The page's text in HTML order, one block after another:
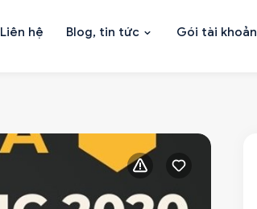
Liên hệ Blog, tin tức Gói tài khoản